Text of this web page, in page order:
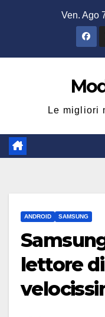
Ven. Ago
Le migliori
ANDROID SAMSUNG
lettore